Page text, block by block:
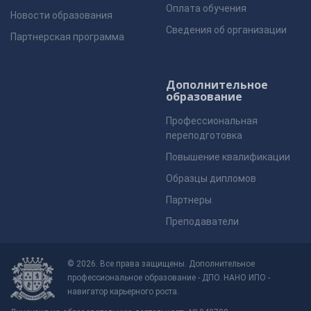
Новости образования
Партнерская программа
Оплата обучения
Сведения об организации
Дополнительное
образование
Профессиональная
переподготовка
Повышение квалификации
Образцы дипломов
Партнеры
Преподаватели
© 2026. Все права защищены. Дополнительное
профессиональное образование - ДПО. НАНО ИПО -
навигатор карьерного роста.